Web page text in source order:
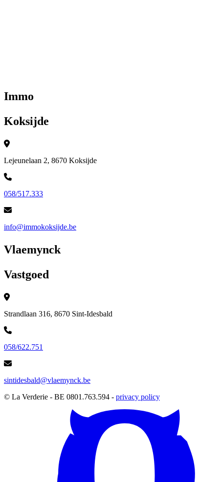
Immo
Koksijde
Lejeunelaan 2, 8670 Koksijde
058/517.333
info@immokoksijde.be
Vlaemynck
Vastgoed
Strandlaan 316, 8670 Sint-Idesbald
058/622.751
sintidesbald@vlaemynck.be
© La Verderie - BE 0801.763.594 - privacy policy